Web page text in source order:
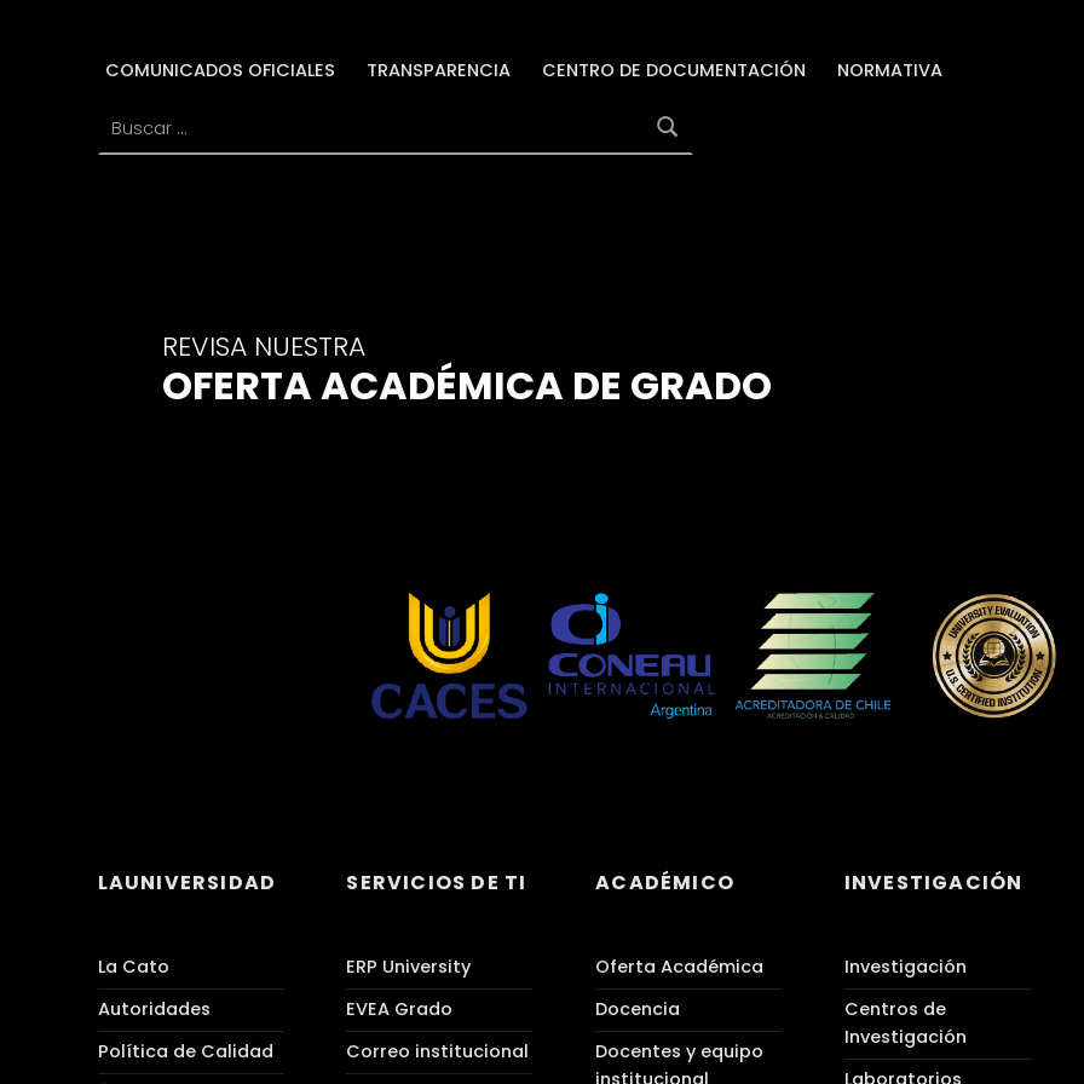
COMUNICADOS OFICIALES TRANSPARENCIA CENTRO DE DOCUMENTACIÓN
NORMATIVA
REVISA NUESTRA
OFERTA ACADÉMICA DE GRADO
LAUNIVERSIDAD
La Cato
Autoridades
Política de Calidad
SERVICIOS DE TI
ERP University
EVEA Grado
Correo institucional
ACADÉMICO
Oferta Académica
Docencia
Docentes y equipo
INVESTIGACIÓN
Investigación
Centros de
Investigación